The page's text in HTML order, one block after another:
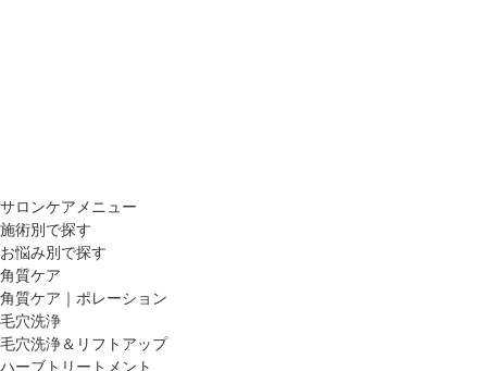
サロンケアメニュー
施術別で探す
お悩み別で探す
角質ケア
角質ケア｜ポレーション
毛穴洗浄
毛穴洗浄＆リフトアップ
ハーブトリートメント